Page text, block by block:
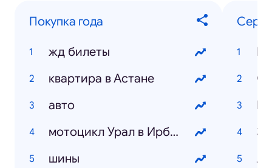
Покупка года
жд билеты
квартира в Астане
авто
мотоцикл Урал в Ирбите
шины